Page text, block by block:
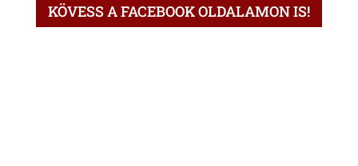
KÖVESS A FACEBOOK OLDALAMON IS!